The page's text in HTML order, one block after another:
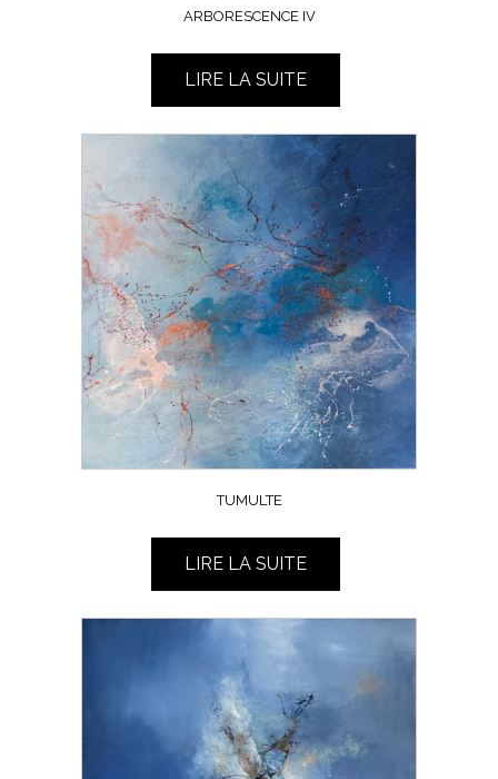
ARBORESCENCE IV
LIRE LA SUITE
TUMULTE
LIRE LA SUITE